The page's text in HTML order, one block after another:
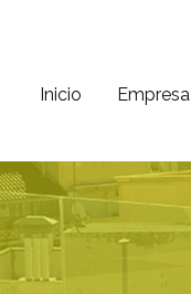
Inicio Empresa